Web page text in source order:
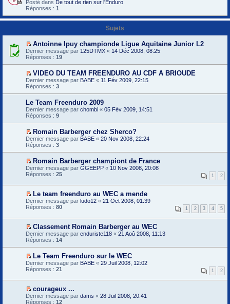
n
l
u
a
g
n
u
e
r
m
e
s
g
e
n
o
n
u
p
r
e
m
m
e
s
s
a
g
e
n
o
n
l
u
i
r
l
r
e
m
i
e
m
e
s
s
g
e
n
o
n
u
Posté dans De tout de rien sur l'Enduro
Réponses : 1
Sujets
V
o
e
p
r
m
i
e
r
m
e
s
s
a
g
e
n
o
n
u
Antoinne Ipuy championde Ligue Aquitaine Junior L2
Dernier message par 125DTMX « 14 Déc 2008, 08:25
Réponses : 19
V
o
l
e
p
r
e
m
i
e
r
m
e
s
s
e
n
o
l
u
VIDEO DU TEAM FREENDURO AU CDF A BRIOUDE
Dernier message par BABE « 11 Fév 2009, 22:15
Réponses : 3
Le Team Freenduro 2009
Dernier message par chombi « 05 Fév 2009, 14:51
Réponses : 9
V
o
e
p
e
m
i
e
r
m
e
s
s
a
g
e
n
o
n
l
Romain Barberger chez Sherco?
Dernier message par BABE « 20 Nov 2008, 22:24
Réponses : 3
V
o
r
e
p
r
e
r
m
e
s
s
a
n
o
n
Romain Barberger championt de France
Dernier message par GGEEPP « 10 Nov 2008, 20:08
Réponses : 25 1 2
V
o
r
e
p
r
e
m
i
e
r
m
s
s
Le team freenduro au WEC a mende
Dernier message par ludo12 « 21 Oct 2008, 01:39
Réponses : 80 1 2 3 4 5
V
o
e
p
e
m
i
e
Classement Romain Barberger au WEC
Dernier message par enduriste118 « 21 Aoû 2008, 11:13
Réponses : 14
V
o
r
e
p
Le Team Freenduro sur le WEC
Dernier message par BABE « 29 Juil 2008, 12:02
Réponses : 21 1 2
V
o
courageux ...
Dernier message par dams « 28 Juil 2008, 20:41
Réponses : 12